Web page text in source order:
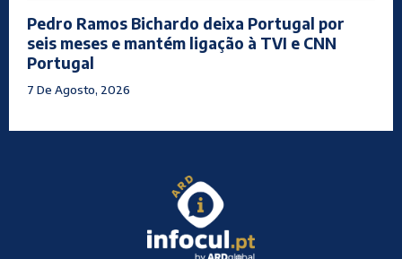
Pedro Ramos Bichardo deixa Portugal por
seis meses e mantém ligação à TVI e CNN
Portugal
7 De Agosto, 2026